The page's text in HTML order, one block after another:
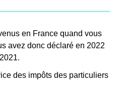
en France quand vous
avez donc déclaré en 2022
des impôts des particuliers